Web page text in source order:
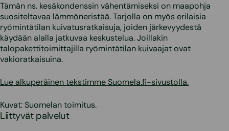
Tämän ns. kesäkondenssin vähentämiseksi on maapohja
suositeltavaa lämmöneristää. Tarjolla on myös erilaisia
ryömintätilan kuivatusratkaisuja, joiden järkevyydestä
käydään alalla jatkuvaa keskustelua. Joillakin
talopakettitoimittajilla ryömintätilan kuivaajat ovat
vakioratkaisuina.
Lue alkuperäinen tekstimme Suomela.fi-sivustolla.
Kuvat: Suomelan toimitus.
Liittyvät palvelut